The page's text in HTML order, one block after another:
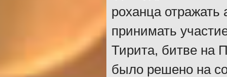
роханца отражать
принимать
Тирита, битве на
было решено на